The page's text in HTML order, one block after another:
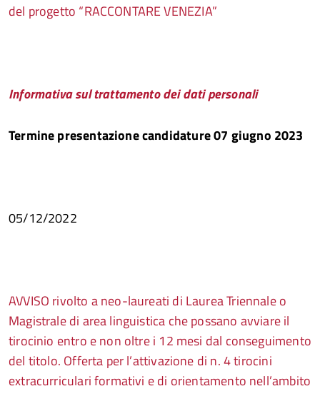
del progetto “RACCONTARE VENEZIA”
Informativa sul trattamento dei dati personali
Termine presentazione candidature 07 giugno 2023
05/12/2022
AVVISO rivolto a neo-laureati di Laurea Triennale o
Magistrale di area linguistica che possano avviare il
tirocinio entro e non oltre i 12 mesi dal conseguimento
del titolo. Offerta per l’attivazione di n. 4 tirocini
extracurriculari formativi e di orientamento nell’ambito